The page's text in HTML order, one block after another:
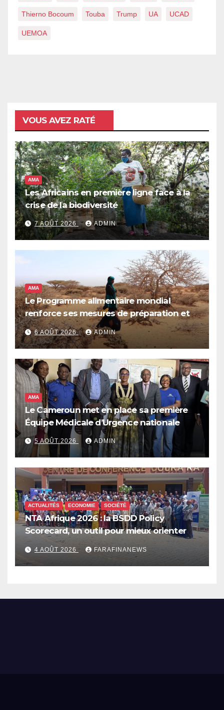
Thierno Bocoum Touba Trump UA UCAD
UEMOA
VOUS AVEZ RATÉ
AMA
Les Africains en première ligne face à la
crise de la biodiversité
7 AOÛT 2026 ADMIN
AMA
Le Programme alimentaire mondial
renforce ses mesures de préparation et
de réponse face à la menace d’El Niño,
qui pourrait plonger des dizaines de
millions de personnes dans l’insécurité
alimentaire aiguë
6 AOÛT 2026 ADMIN
AMA
Le Cameroun met en place sa première
Équipe Médicale d’Urgence nationale
5 AOÛT 2026 ADMIN
ACTUALITÉS ECONOMIE SOCIÉTÉ
NTA Afrique 2026 : la BSDD Policy
Scorecard, un outil pour mieux orienter
les dépenses publiques
4 AOÛT 2026 FARAFINANEWS